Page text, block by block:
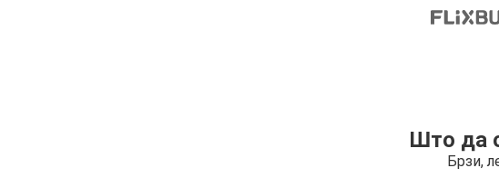
Што да
Брзи,